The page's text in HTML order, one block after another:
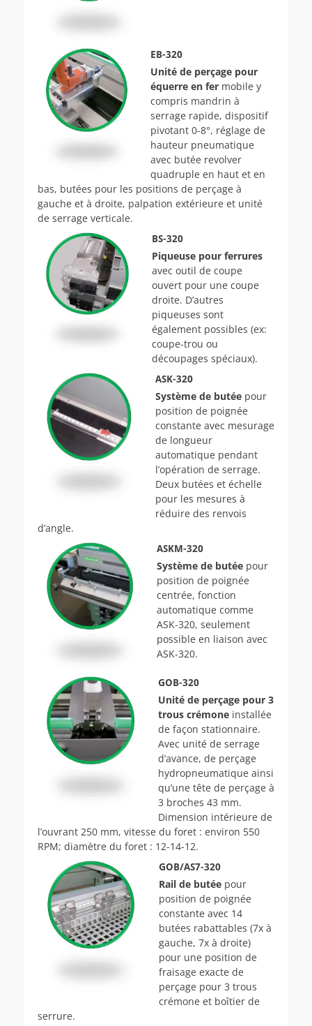
EB-320
Unité de perçage pour
équerre en fer mobile y
compris mandrin à
serrage rapide, dispositif
pivotant 0-8°, réglage de
hauteur pneumatique
avec butée revolver
quadruple en haut et en
bas, butées pour les positions de perçage à
gauche et à droite, palpation extérieure et unité
de serrage verticale.
BS-320
Piqueuse pour ferrures
avec outil de coupe
ouvert pour une coupe
droite. D’autres
piqueuses sont
également possibles (ex:
coupe-trou ou
découpages spéciaux).
ASK-320
Système de butée pour
position de poignée
constante avec mesurage
de longueur
automatique pendant
l’opération de serrage.
Deux butées et échelle
pour les mesures à
réduire des renvois
d’angle.
ASKM-320
Système de butée pour
position de poignée
centrée, fonction
automatique comme
ASK-320, seulement
possible en liaison avec
ASK-320.
GOB-320
Unité de perçage pour 3
trous crémone installée
de façon stationnaire.
Avec unité de serrage
d’avance, de perçage
hydropneumatique ainsi
qu’une tête de perçage à
3 broches 43 mm.
Dimension intérieure de
l’ouvrant 250 mm, vitesse du foret : environ 550
RPM; diamètre du foret : 12-14-12.
GOB/AS7-320
Rail de butée pour
position de poignée
constante avec 14
butées rabattables (7x à
gauche, 7x à droite)
pour une position de
fraisage exacte de
perçage pour 3 trous
crémone et boîtier de
serrure.